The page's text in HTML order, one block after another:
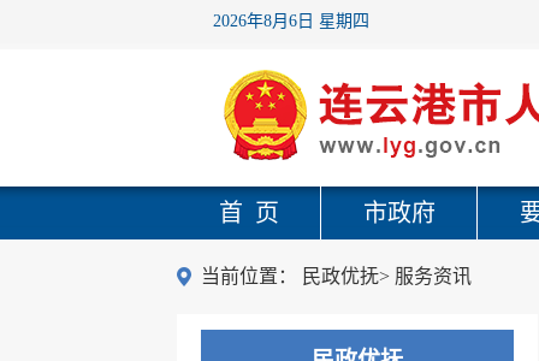
2026年8月6日 星期四
首 页 市政府
当前位置： 民政优抚> 服务资讯